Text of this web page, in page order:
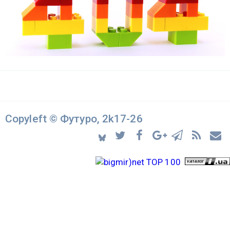
Copyleft © Футуро, 2k17-26